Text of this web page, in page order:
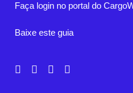
Faça login no portal do
Baixe este guia